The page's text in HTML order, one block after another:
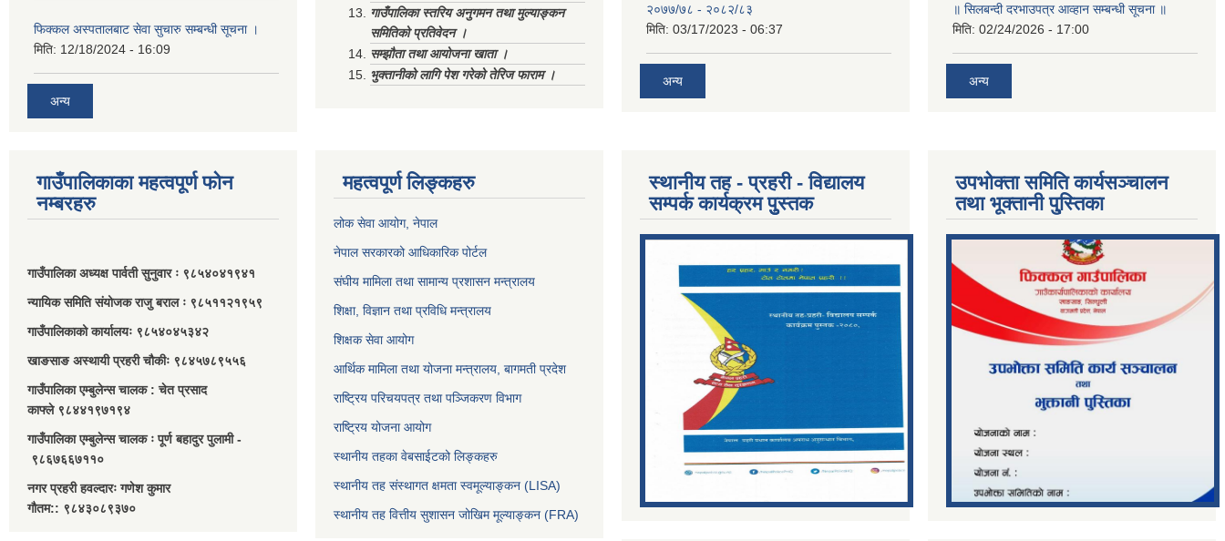
फिक्कल अस्पतालबाट सेवा सुचारु सम्बन्धी सूचना ।
मिति: 12/18/2024 - 16:09
अन्य
गाउँपालिका स्तरिय अनुगमन तथा मुल्याङ्कन
समितिको प्रतिवेदन ।
सम्झौता तथा आयोजना खाता ।
भुक्तानीको लागि पेश गरेको तेरिज फाराम ।
२०७७/७८ - २०८२/८३
मिति: 03/17/2023 - 06:37
अन्य
॥ सिलबन्दी दरभाउपत्र आव्हान सम्बन्धी सूचना ॥
मिति: 02/24/2026 - 17:00
अन्य
गाउँपालिकाका महत्वपूर्ण फोन
नम्बरहरु
गाउँपालिका अध्यक्ष पार्वती सुनुवार ः ९८५४०४१९४१
न्यायिक समिति संयोजक राजु बराल ः ९८५११२१९५९
गाउँपालिकाको कार्यालयः ९८५४०४५३४२
खाङसाङ अस्थायी प्रहरी चौकीः ९८४५७८९५५६
गाउँपालिका एम्बुलेन्स चालक : चेत प्रसाद
काफ्ले ९८४४१९७१९४
गाउँपालिका एम्बुलेन्स चालक ः पूर्ण बहादुर पुलामी -
९८६७६६७११०
नगर प्रहरी हवल्दारः गणेश कुमार
गौतम:: ९८४३०८९३७०
महत्वपूर्ण लिङ्कहरु
लोक सेवा आयोग, नेपाल
नेपाल सरकारको आधिकारिक पोर्टल
संघीय मामिला तथा सामान्य प्रशासन मन्त्रालय
शिक्षा, विज्ञान तथा प्रविधि मन्त्रालय
शिक्षक सेवा आयोग
आर्थिक मामिला तथा योजना मन्त्रालय, बागमती प्रदेश
राष्ट्रिय परिचयपत्र तथा पञ्जिकरण विभाग
राष्ट्रिय योजना आयोग
स्थानीय तहका वेबसाईटको लिङ्कहरु
स्थानीय तह संस्थागत क्षमता स्वमूल्याङ्कन (LISA)
स्थानीय तह वित्तीय सुशासन जोखिम मूल्याङ्कन (FRA)
स्थानीय तह - प्रहरी - विद्यालय
सम्पर्क कार्यक्रम पुुस्तक
उपभोक्ता समिति कार्यसञ्चालन
तथा भूक्तानी पु्स्तिका